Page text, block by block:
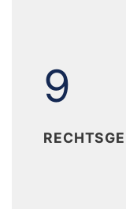
9